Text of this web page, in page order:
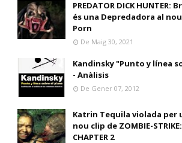
PREDATOR DICK
és una Depredadora al
Porn
De Maig 30, 2021
Kandinsky "Punto y línea
- Anàlisis
De Gener 07, 2012
Katrin Tequila violada per
nou clip de ZOMBIE-
CHAPTER 2